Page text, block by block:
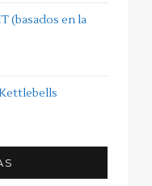
(basados en la